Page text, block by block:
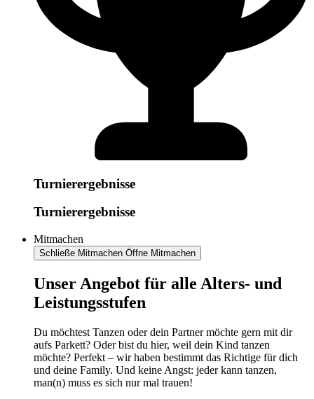
Turnierergebnisse
Turnierergebnisse
Mitmachen
Schließe Mitmachen Öffne Mitmachen
​​​Unser Angebot für alle Alters- und
Leistungsstufen
Du möchtest Tanzen oder dein Partner möchte gern mit dir
aufs Parkett? Oder bist du hier, weil dein Kind tanzen
möchte? Perfekt – wir haben bestimmt das Richtige für dich
und deine Family. Und keine Angst: jeder kann tanzen,
man(n) muss es sich nur mal trauen!